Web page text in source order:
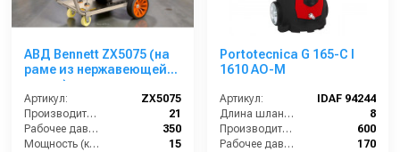
АВД Bennett ZX5075 (на
раме из нержавеющей
стали)
Артикул:
ZX5075
Производительность (л/мин):
21
Рабочее давление (бар):
350
Мощность (кВт):
15
Portotecnica G 165-C I
1610 AO-M
Артикул:
IDAF 94244
Длина шланга ВД (м):
8
Производительность (л/ч):
600
Рабочее давление (бар):
170